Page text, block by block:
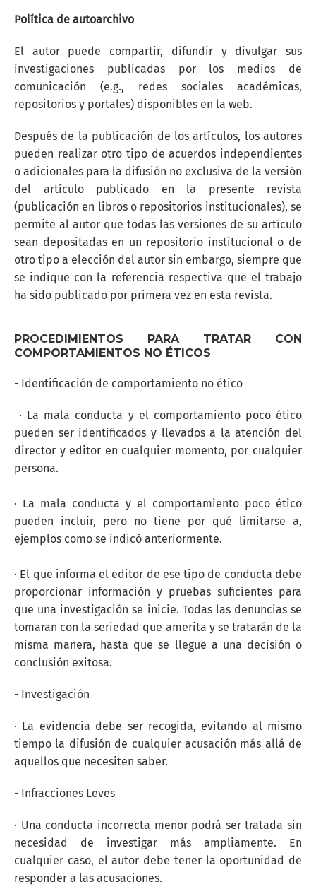
Política de autoarchivo
El autor puede compartir, difundir y divulgar sus
investigaciones publicadas por los medios de
comunicación (e.g., redes sociales académicas,
repositorios y portales) disponibles en la web.
Después de la publicación de los artículos, los autores
pueden realizar otro tipo de acuerdos independientes
o adicionales para la difusión no exclusiva de la versión
del artículo publicado en la presente revista
(publicación en libros o repositorios institucionales), se
permite al autor que todas las versiones de su artículo
sean depositadas en un repositorio institucional o de
otro tipo a elección del autor sin embargo, siempre que
se indique con la referencia respectiva que el trabajo
ha sido publicado por primera vez en esta revista.
PROCEDIMIENTOS PARA TRATAR CON
COMPORTAMIENTOS NO ÉTICOS
- Identificación de comportamiento no ético
· La mala conducta y el comportamiento poco ético
pueden ser identificados y llevados a la atención del
director y editor en cualquier momento, por cualquier
persona.
· La mala conducta y el comportamiento poco ético
pueden incluir, pero no tiene por qué limitarse a,
ejemplos como se indicó anteriormente.
· El que informa el editor de ese tipo de conducta debe
proporcionar información y pruebas suficientes para
que una investigación se inicie. Todas las denuncias se
tomaran con la seriedad que amerita y se tratarán de la
misma manera, hasta que se llegue a una decisión o
conclusión exitosa.
- Investigación
· La evidencia debe ser recogida, evitando al mismo
tiempo la difusión de cualquier acusación más allá de
aquellos que necesiten saber.
- Infracciones Leves
· Una conducta incorrecta menor podrá ser tratada sin
necesidad de investigar más ampliamente. En
cualquier caso, el autor debe tener la oportunidad de
responder a las acusaciones.